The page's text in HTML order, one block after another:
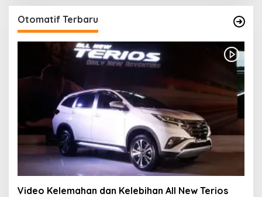
Otomatif Terbaru
Video Kelemahan dan Kelebihan All New Terios